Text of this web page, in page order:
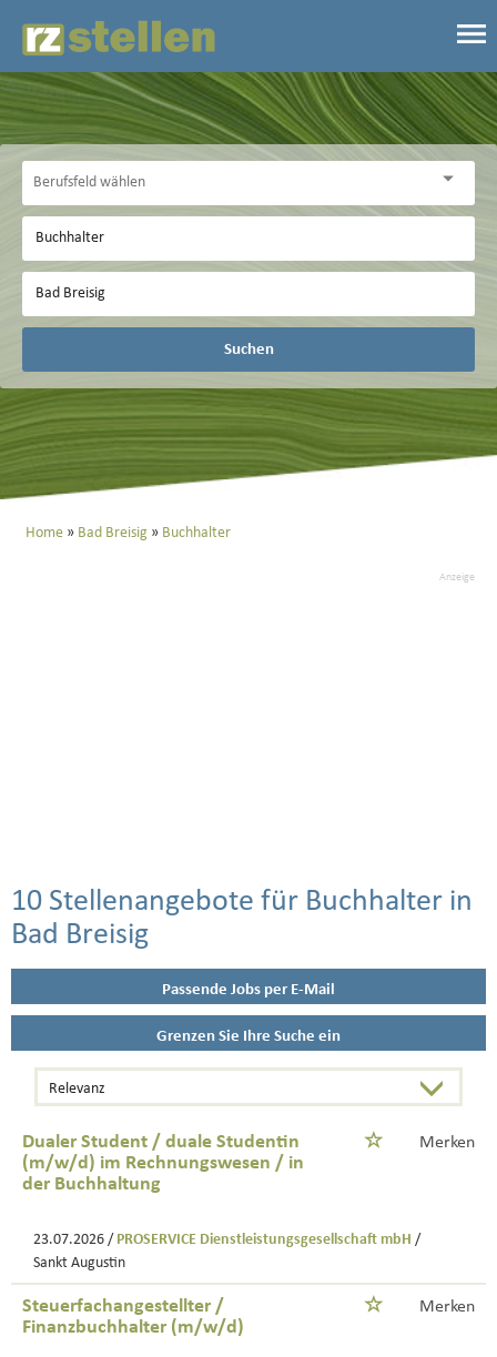
Suchen
Home Bad Breisig Buchhalter
Anzeige
10 Stellenangebote für Buchhalter in
Bad Breisig
Passende Jobs per E-Mail
Grenzen Sie Ihre Suche ein
Dualer Student / duale Studentin
(m/w/d) im Rechnungswesen / in
der Buchhaltung
Merken
23.07.2026 / PROSERVICE Dienstleistungsgesellschaft mbH /
Sankt Augustin
Steuerfachangestellter /
Finanzbuchhalter (m/w/d)
Merken